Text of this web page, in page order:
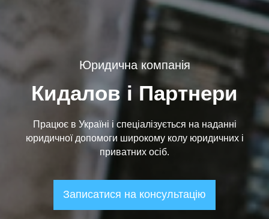
Юридична компанія
Кидалов і Партнери
Працює в Україні і спеціалізується на наданні
юридичної допомоги широкому колу юридичних і
приватних осіб.
Записатися на консультацію